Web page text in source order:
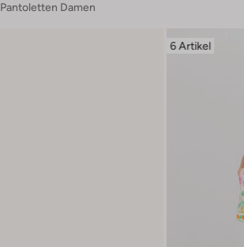
Pantoletten Damen
6 Artikel